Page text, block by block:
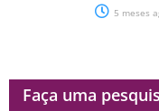
5 meses
Faça uma